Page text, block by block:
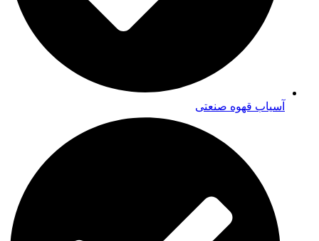
آسیاب قهوه صنعتی